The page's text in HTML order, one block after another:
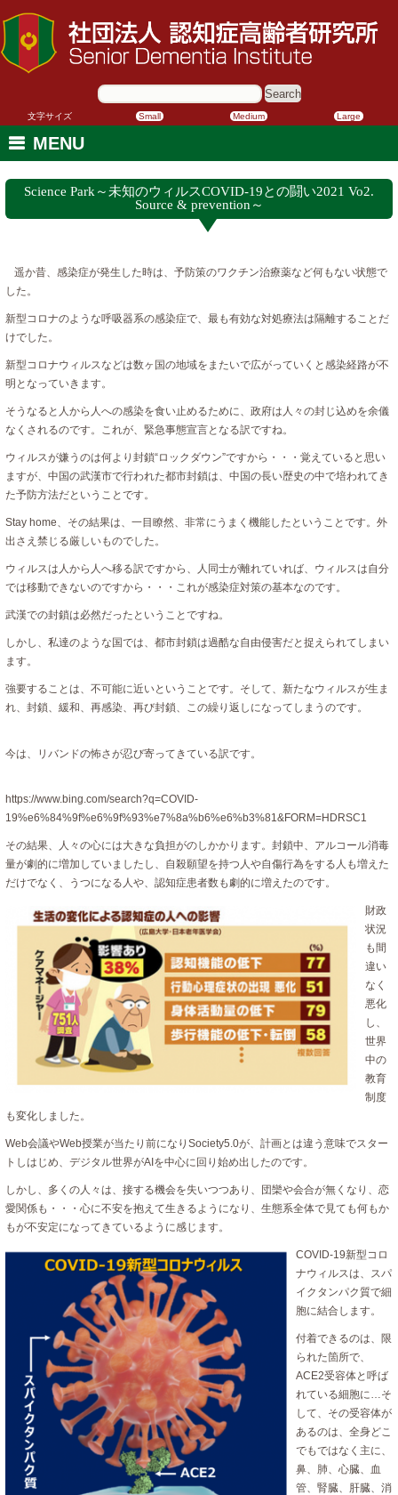
サ
イ
ト
文字サイズ Small Medium Large
MENU
Science Park～未知のウィルスCOVID-19との闘い2021 Vo2.
Source & prevention～
遥か昔、感染症が発生した時は、予防策のワクチン治療薬など何もない状態で
した。
新型コロナのような呼吸器系の感染症で、最も有効な対処療法は隔離することだ
けでした。
新型コロナウィルスなどは数ヶ国の地域をまたいで広がっていくと感染経路が不
明となっていきます。
そうなると人から人への感染を食い止めるために、政府は人々の封じ込めを余儀
なくされるのです。これが、緊急事態宣言となる訳ですね。
ウィルスが嫌うのは何より封鎖“ロックダウン”ですから・・・覚えていると思い
ますが、中国の武漢市で行われた都市封鎖は、中国の長い歴史の中で培われてき
た予防方法だということです。
Stay home、その結果は、一目瞭然、非常にうまく機能したということです。外
出さえ禁じる厳しいものでした。
ウィルスは人から人へ移る訳ですから、人同士が離れていれば、ウィルスは自分
では移動できないのですから・・・これが感染症対策の基本なのです。
武漢での封鎖は必然だったということですね。
しかし、私達のような国では、都市封鎖は過酷な自由侵害だと捉えられてしまい
ます。
強要することは、不可能に近いということです。そして、新たなウィルスが生ま
れ、封鎖、緩和、再感染、再び封鎖、この繰り返しになってしまうのです。
今は、リバンドの怖さが忍び寄ってきている訳です。
https://www.bing.com/search?q=COVID-
19%e6%84%9f%e6%9f%93%e7%8a%b6%e6%b3%81&FORM=HDRSC1
その結果、人々の心には大きな負担がのしかかります。封鎖中、アルコール消毒
量が劇的に増加していましたし、自殺願望を持つ人や自傷行為をする人も増えた
だけでなく、うつになる人や、認知症患者数も劇的に増えたのです。
財政
状況
も間
違い
なく
悪化
し、
世界
中の
教育
制度
も変化しました。
Web会議やWeb授業が当たり前になりSociety5.0が、計画とは違う意味でスター
トしはじめ、デジタル世界がAIを中心に回り始め出したのです。
しかし、多くの人々は、接する機会を失いつつあり、団欒や会合が無くなり、恋
愛関係も・・・心に不安を抱えて生きるようになり、生態系全体で見ても何もか
もが不安定になってきているように感じます。
COVID-19新型コロ
ナウィルスは、スパ
イクタンパク質で細
胞に結合します。
付着できるのは、限
られた箇所で、
ACE2受容体と呼ば
れている細胞に…そ
して、その受容体が
あるのは、全身どこ
でもではなく主に、
鼻、肺、心臓、血
管、腎臓、肝臓、消